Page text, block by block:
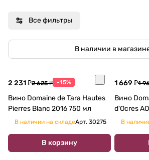
Все фильтры
В наличии в
2 231 ₽2 625 ₽ -15%
Вино Domaine de Tara Hautes
Pierres Blanc 2016 750 мл
В наличии на складеАрт. 30275
В корзину
1 669 ₽1
Вино
В